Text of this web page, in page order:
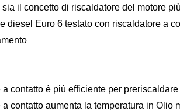
il concetto di riscaldatore del motore
diesel Euro 6 testato con riscaldatore a
contatto è più efficiente per
contatto aumenta la temperatura in Olio